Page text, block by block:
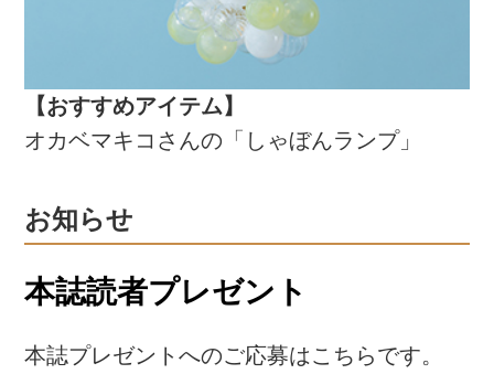
【おすすめアイテム】
オカベマキコさんの「しゃぼんランプ」
お知らせ
本誌読者プレゼント
本誌プレゼントへのご応募はこちらです。